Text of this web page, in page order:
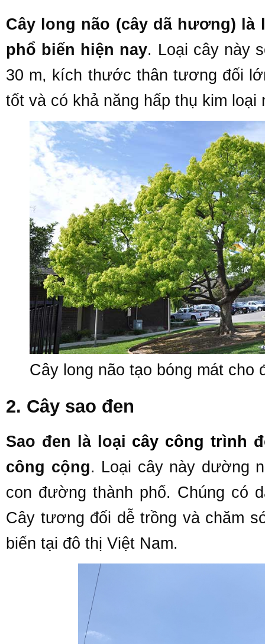
Cây long não (cây dã hương)
phổ biến hiện nay. Loại cây này
30 m, kích thước thân tương đối
tốt và có khả năng hấp thụ kim
Cây long não tạo bóng mát cho
2. Cây sao đen
Sao đen là loại cây công trình
công cộng. Loại cây này dường
con đường thành phố. Chúng có
Cây tương đối dễ trồng và chăm
biến tại đô thị Việt Nam.